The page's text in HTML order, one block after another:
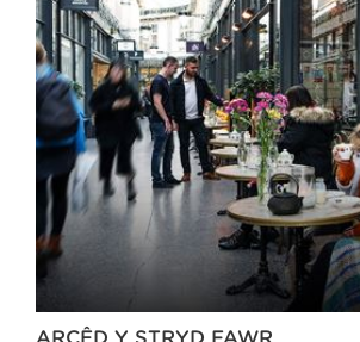
ARCÊD Y STRYD FAWR